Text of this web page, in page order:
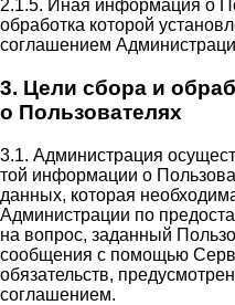
2.1.5. Иная информация о
обработка которой
соглашением
3. Цели сбора и
о Пользователях
3.1. Администрация
той информации о
данных, которая
Администрации по
на вопрос, заданный
сообщения с помощью
обязательств,
соглашением.